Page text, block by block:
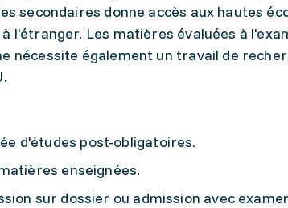
secondaires donne accès aux hautes
l'étranger. Les matières évaluées à
nécessite également un travail de
d'études post-obligatoires.
enseignées.
sur dossier ou admission avec